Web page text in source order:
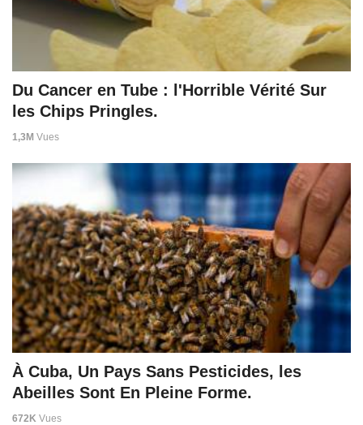
Du Cancer en Tube : l'Horrible Vérité Sur
les Chips Pringles.
1,3M Vues
À Cuba, Un Pays Sans Pesticides, les
Abeilles Sont En Pleine Forme.
672K Vues